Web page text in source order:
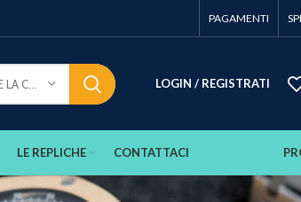
PAGAMENTI
LOGIN / REGISTRATI
LE REPLICHE CONTATTACI